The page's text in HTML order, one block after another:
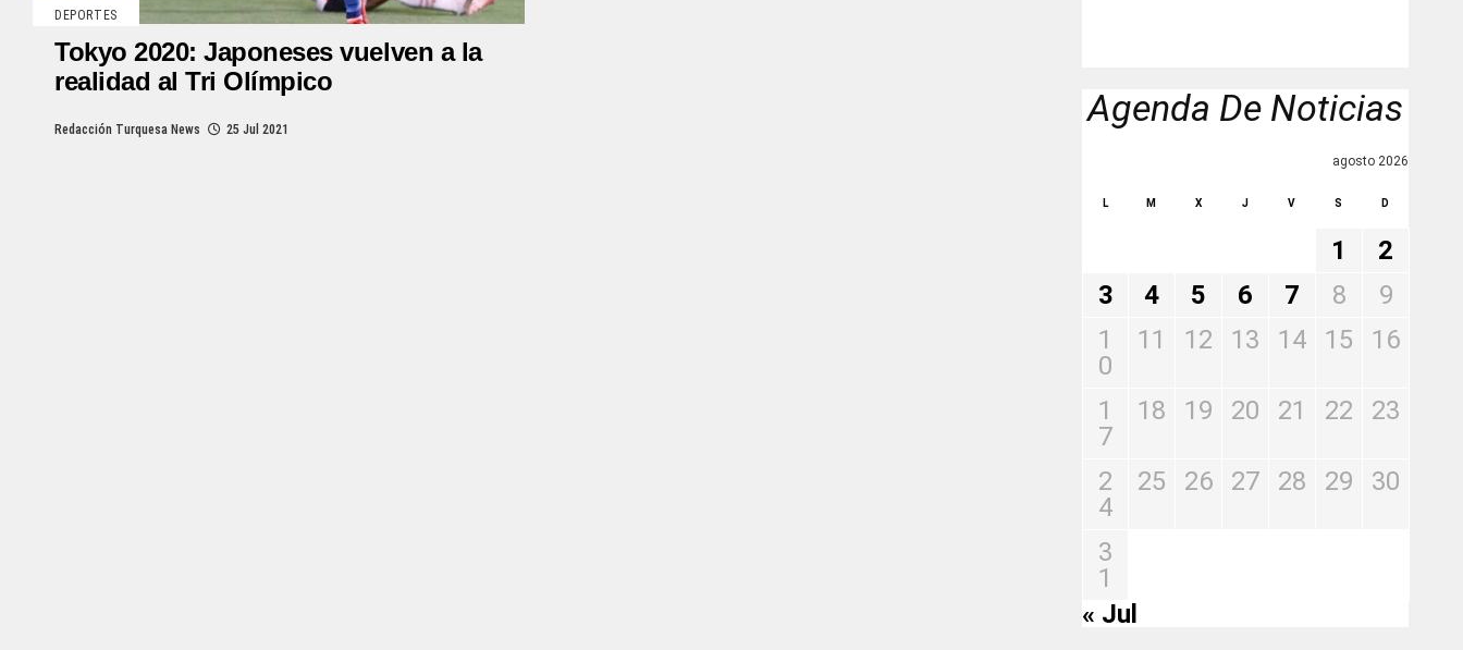
DEPORTES
Tokyo 2020: Japoneses vuelven a la
realidad al Tri Olímpico
Redacción Turquesa News 25 Jul 2021 Agenda De Noticias
agosto 2026
L M X J V S D
1
2
3
4 5 6 7 8
9
1
0
11 12 13 14 15 16
1
7
18 19 20 21 22 23
2
4
25 26 27 28 29 30
3
1
« Jul